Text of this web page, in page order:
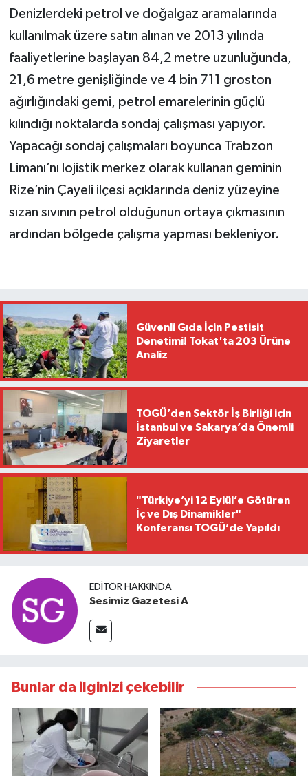
Denizlerdeki petrol ve doğalgaz aramalarında
kullanılmak üzere satın alınan ve 2013 yılında
faaliyetlerine başlayan 84,2 metre uzunluğunda,
21,6 metre genişliğinde ve 4 bin 711 groston
ağırlığındaki gemi, petrol emarelerinin güçlü
kılındığı noktalarda sondaj çalışması yapıyor.
Yapacağı sondaj çalışmaları boyunca Trabzon
Limanı’nı lojistik merkez olarak kullanan geminin
Rize’nin Çayeli ilçesi açıklarında deniz yüzeyine
sızan sıvının petrol olduğunun ortaya çıkmasının
ardından bölgede çalışma yapması bekleniyor.
Güvenli Gıda İçin Pestisit
Denetimi! Tokat'ta 203 Ürüne
Analiz
TOGÜ’den Sektör İş Birliği için
İstanbul ve Sakarya’da Önemli
Ziyaretler
"Türkiye’yi 12 Eylül’e Götüren
İç ve Dış Dinamikler"
Konferansı TOGÜ’de Yapıldı
EDITÖR HAKKINDA
Sesimiz Gazetesi A
Bunlar da ilginizi çekebilir